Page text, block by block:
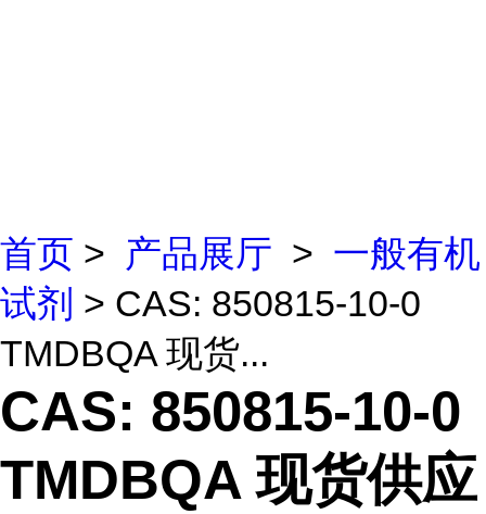
首页 > 产品展厅 > 一般有机
试剂 > CAS: 850815-10-0
TMDBQA 现货...
CAS: 850815-10-0
TMDBQA 现货供应